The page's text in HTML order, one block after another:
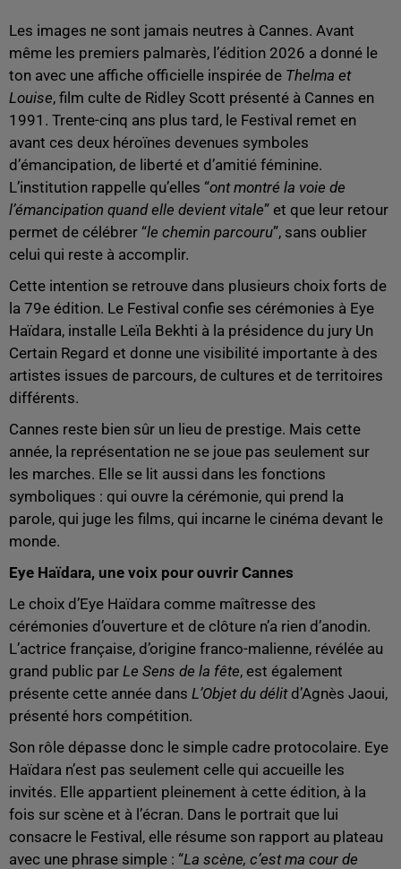
Les images ne sont jamais neutres à Cannes. Avant
même les premiers palmarès, l’édition 2026 a donné le
ton avec une affiche officielle inspirée de Thelma et
Louise, film culte de Ridley Scott présenté à Cannes en
1991. Trente-cinq ans plus tard, le Festival remet en
avant ces deux héroïnes devenues symboles
d’émancipation, de liberté et d’amitié féminine.
L’institution rappelle qu’elles “ont montré la voie de
l’émancipation quand elle devient vitale” et que leur retour
permet de célébrer “le chemin parcouru”, sans oublier
celui qui reste à accomplir.
Cette intention se retrouve dans plusieurs choix forts de
la 79e édition. Le Festival confie ses cérémonies à Eye
Haïdara, installe Leïla Bekhti à la présidence du jury Un
Certain Regard et donne une visibilité importante à des
artistes issues de parcours, de cultures et de territoires
différents.
Cannes reste bien sûr un lieu de prestige. Mais cette
année, la représentation ne se joue pas seulement sur
les marches. Elle se lit aussi dans les fonctions
symboliques : qui ouvre la cérémonie, qui prend la
parole, qui juge les films, qui incarne le cinéma devant le
monde.
Eye Haïdara, une voix pour ouvrir Cannes
Le choix d’Eye Haïdara comme maîtresse des
cérémonies d’ouverture et de clôture n’a rien d’anodin.
L’actrice française, d’origine franco-malienne, révélée au
grand public par Le Sens de la fête, est également
présente cette année dans L’Objet du délitd’Agnès Jaoui,
présenté hors compétition.
Son rôle dépasse donc le simple cadre protocolaire. Eye
Haïdara n’est pas seulement celle qui accueille les
invités. Elle appartient pleinement à cette édition, à la
fois sur scène et à l’écran. Dans le portrait que lui
consacre le Festival, elle résume son rapport au plateau
avec une phrase simple : “La scène, c’est ma cour de